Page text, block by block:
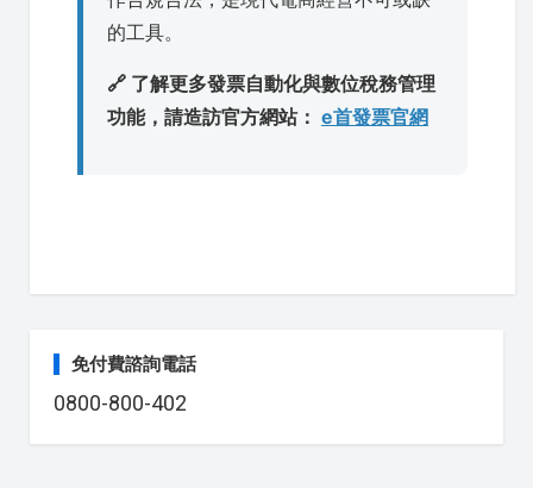
的工具。
🔗 了解更多發票自動化與數位稅務管理
功能，請造訪官方網站： e首發票官網
免付費諮詢電話
0800-800-402